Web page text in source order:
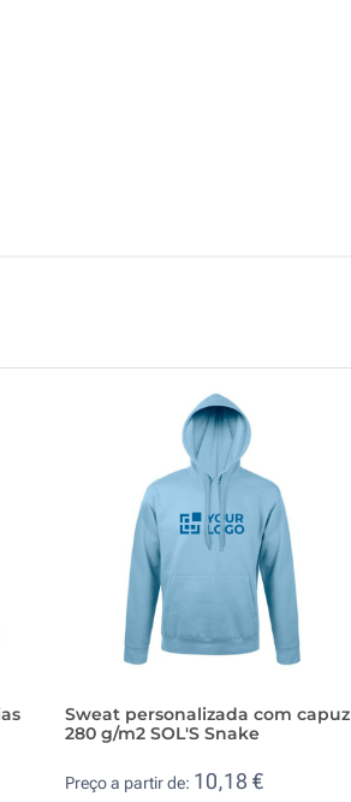
Sweat personalizada com capuz
280 g/m2 SOL'S Snake
Preço a partir de: 10,18 €